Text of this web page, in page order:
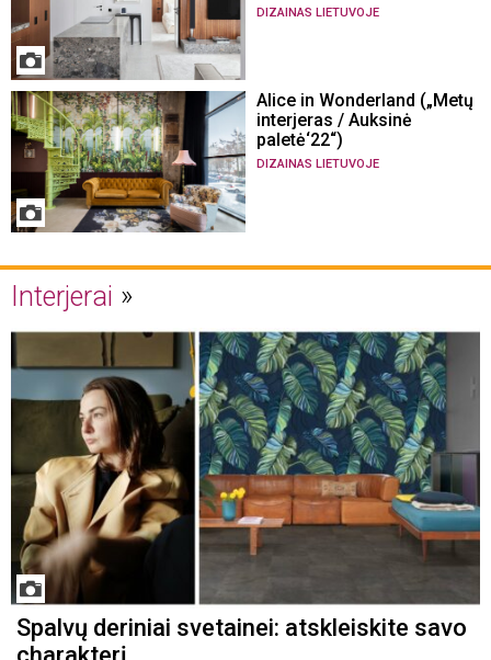
DIZAINAS LIETUVOJE
Alice in Wonderland („Metų
interjeras / Auksinė
paletė‘22“)
DIZAINAS LIETUVOJE
Interjerai
Spalvų deriniai svetainei: atskleiskite savo